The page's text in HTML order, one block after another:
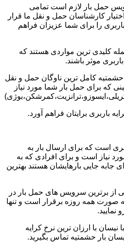
حمل بار لازم است تمامی
کارشناسان حمل و نقل ما قرار
باربری را برای شما عزیزان فراهم
کلیدی ترین مواردی هستند که
موثر باشند.
کامل ترین ناوگان حمل و نقل
که برای حمل بار شما مورد نیاز
باربری برایتان فراهم آورد.
است که برای ارسال بار به
نیاز است و برای افرادی که به
جابه جایی بارهایشان هستند بهترین
از برترین سرویس های حمل بار در
صورت همه روزه برقرار است و تنها
نمایید.
با ارزان ترین نرخ کرایه
بار حشمتیه تماس بگیرید.